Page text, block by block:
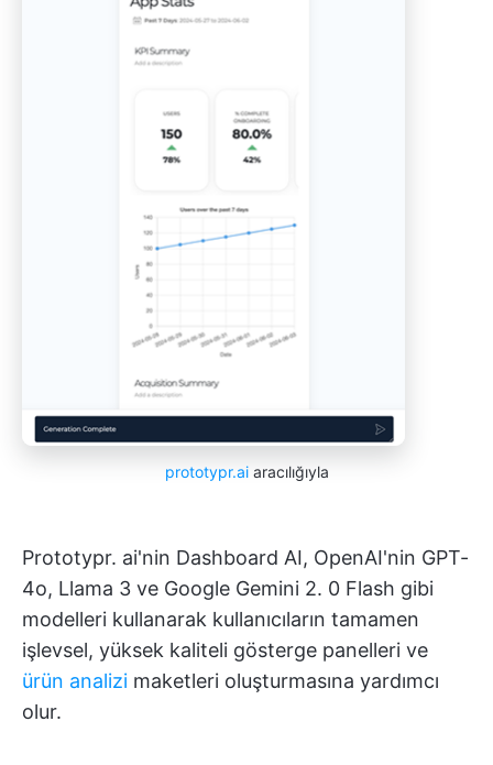
prototypr.aiaracılığıyla
Prototypr. ai'nin Dashboard AI, OpenAI'nin GPT-
4o, Llama 3 ve Google Gemini 2. 0 Flash gibi
modelleri kullanarak kullanıcıların tamamen
işlevsel, yüksek kaliteli gösterge panelleri ve
ürün analizi maketleri oluşturmasına yardımcı
olur.